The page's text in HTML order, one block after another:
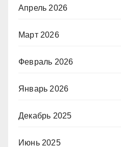
Апрель 2026
Март 2026
Февраль 2026
Январь 2026
Декабрь 2025
Июнь 2025